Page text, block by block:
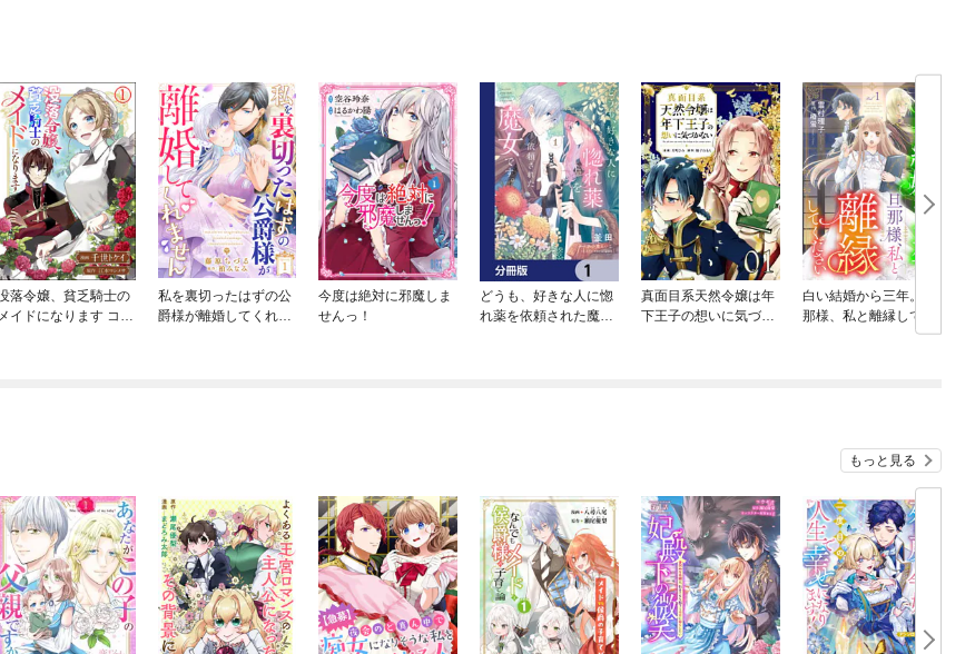
落令嬢、貧乏騎士の
メイドになります コミ
私を裏切ったはずの公
爵様が離婚してくれま
今度は絶対に邪魔しま
せんっ！
どうも、好きな人に惚
れ薬を依頼された魔女
真面目系天然令嬢は年
下王子の想いに気づか
白い結婚から三年。旦
那様、私と離縁してく
もっと見る